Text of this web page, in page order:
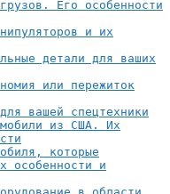
Его особенности
и их
детали для ваших
или пережиток
вашей спецтехники
из США. Их
которые
особенности и